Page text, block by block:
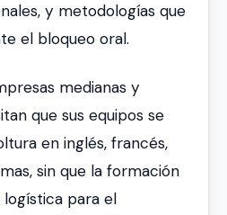
y metodologías que
el bloqueo oral.
medianas y
que sus equipos se
en inglés, francés,
sin que la formación
logística para el